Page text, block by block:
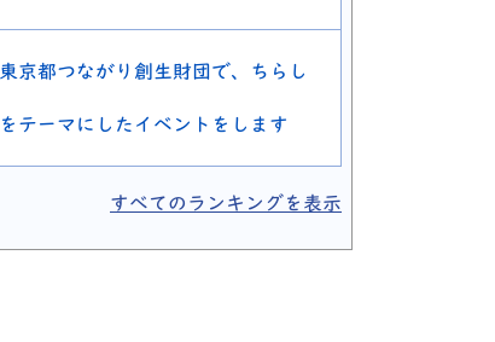
東京都つながり創生財団で、ちらし
をテーマにしたイベントをします
すべてのランキングを表示